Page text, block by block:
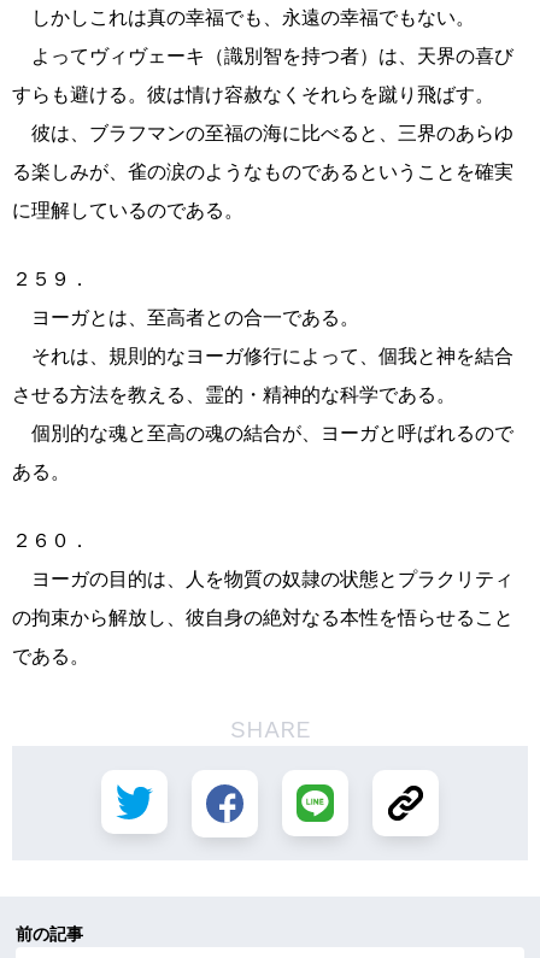
しかしこれは真の幸福でも、永遠の幸福でもない。
よってヴィヴェーキ（識別智を持つ者）は、天界の喜び
すらも避ける。彼は情け容赦なくそれらを蹴り飛ばす。
彼は、ブラフマンの至福の海に比べると、三界のあらゆ
る楽しみが、雀の涙のようなものであるということを確実
に理解しているのである。
２５９．
ヨーガとは、至高者との合一である。
それは、規則的なヨーガ修行によって、個我と神を結合
させる方法を教える、霊的・精神的な科学である。
個別的な魂と至高の魂の結合が、ヨーガと呼ばれるので
ある。
２６０．
ヨーガの目的は、人を物質の奴隷の状態とプラクリティ
の拘束から解放し、彼自身の絶対なる本性を悟らせること
である。
SHARE
前の記事